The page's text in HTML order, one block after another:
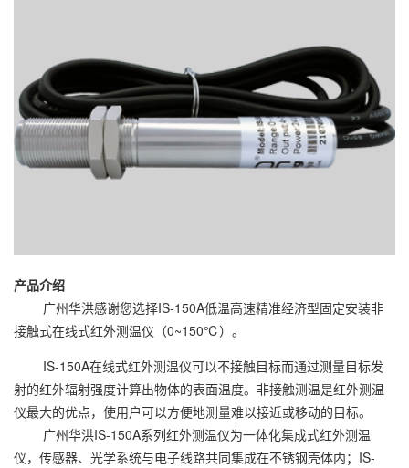
产品介绍
广州华洪感谢您选择IS-150A低温高速精准经济型固定安装非
接触式在线式红外测温仪（0~150℃）。
IS-150A在线式红外测温仪可以不接触目标而通过测量目标发
射的红外辐射强度计算出物体的表面温度。非接触测温是红外测温
仪最大的优点，使用户可以方便地测量难以接近或移动的目标。
广州华洪IS-150A系列红外测温仪为一体化集成式红外测温
仪，传感器、光学系统与电子线路共同集成在不锈钢壳体内；IS-